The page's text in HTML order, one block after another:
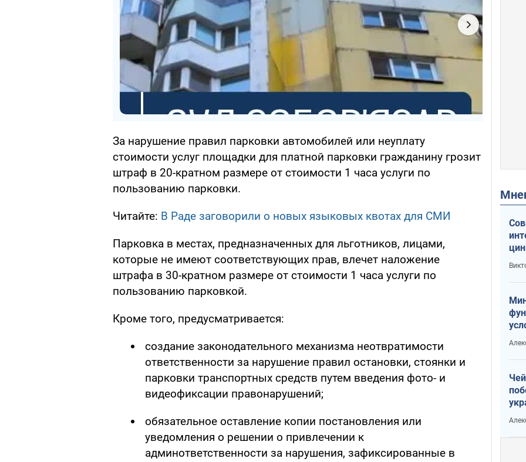
За нарушение правил парковки автомобилей или неуплату
стоимости услуг площадки для платной парковки гражданину грозит
штраф в 20-кратном размере от стоимости 1 часа услуги по
пользованию парковки.
Читайте: В Раде заговорили о новых языковых квотах для СМИ
Парковка в местах, предназначенных для льготников, лицами,
которые не имеют соответствующих прав, влечет наложение
штрафа в 30-кратном размере от стоимости 1 часа услуги по
пользованию парковкой.
Кроме того, предусматривается:
создание законодательного механизма неотвратимости
ответственности за нарушение правил остановки, стоянки и
парковки транспортных средств путем введения фото- и
видеофиксации правонарушений;
обязательное оставление копии постановления или
уведомления о решении о привлечении к
админответственности за нарушения, зафиксированные в